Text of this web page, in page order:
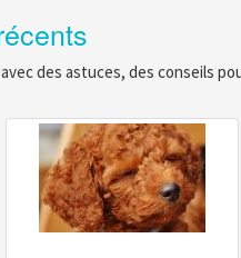
des astuces, des conseils